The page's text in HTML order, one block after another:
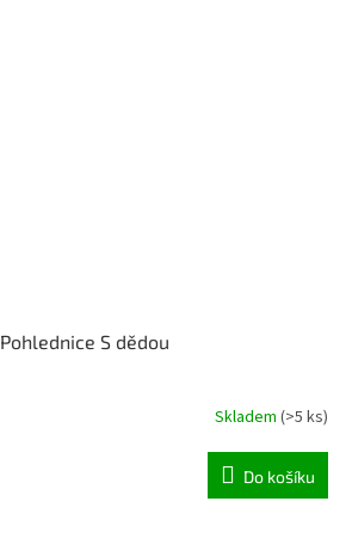
Pohlednice S dědou
Skladem (>5 ks)
Do košíku